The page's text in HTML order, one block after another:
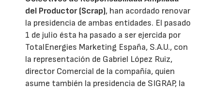
del Productor (Scrap), han acordado renovar
la presidencia de ambas entidades. El pasado
1 de julio ésta ha pasado a ser ejercida por
TotalEnergies Marketing España, S.A.U., con
la representación de Gabriel López Ruiz,
director Comercial de la compañía, quien
asume también la presidencia de SIGRAP, la